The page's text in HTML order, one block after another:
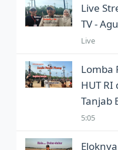
Live
TV -
Live
Lomba
HUT
Tanjab
5:05